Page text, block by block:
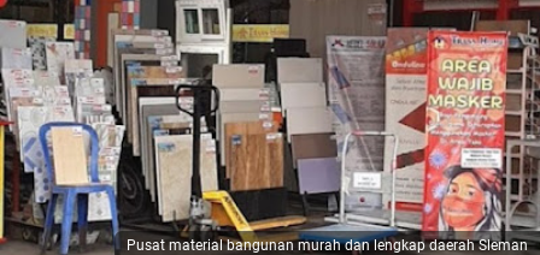
Pusat material bangunan murah dan lengkap daerah Sleman